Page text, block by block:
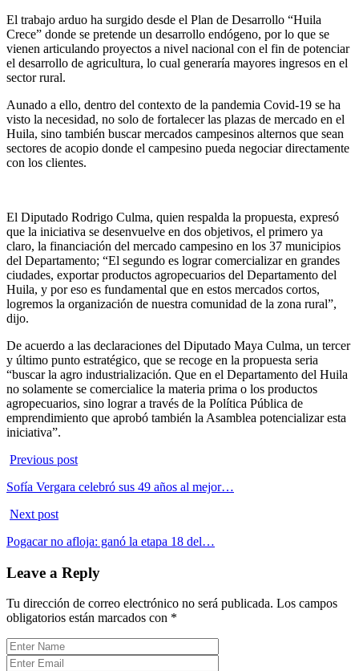
El trabajo arduo ha surgido desde el Plan de Desarrollo “Huila
Crece” donde se pretende un desarrollo endógeno, por lo que se
vienen articulando proyectos a nivel nacional con el fin de potenciar
el desarrollo de agricultura, lo cual generaría mayores ingresos en el
sector rural.
Aunado a ello, dentro del contexto de la pandemia Covid-19 se ha
visto la necesidad, no solo de fortalecer las plazas de mercado en el
Huila, sino también buscar mercados campesinos alternos que sean
sectores de acopio donde el campesino pueda negociar directamente
con los clientes.
El Diputado Rodrigo Culma, quien respalda la propuesta, expresó
que la iniciativa se desenvuelve en dos objetivos, el primero ya
claro, la financiación del mercado campesino en los 37 municipios
del Departamento; “El segundo es lograr comercializar en grandes
ciudades, exportar productos agropecuarios del Departamento del
Huila, y por eso es fundamental que en estos mercados cortos,
logremos la organización de nuestra comunidad de la zona rural”,
dijo.
De acuerdo a las declaraciones del Diputado Maya Culma, un tercer
y último punto estratégico, que se recoge en la propuesta seria
“buscar la agro industrialización. Que en el Departamento del Huila
no solamente se comercialice la materia prima o los productos
agropecuarios, sino lograr a través de la Política Pública de
emprendimiento que aprobó también la Asamblea potencializar esta
iniciativa”.
Previous post
Sofía Vergara celebró sus 49 años al mejor…
Next post
Pogacar no afloja: ganó la etapa 18 del…
Leave a Reply
Tu dirección de correo electrónico no será publicada. Los campos
obligatorios están marcados con *